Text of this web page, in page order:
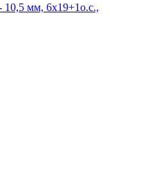
мм, 6х19+1о.с.,